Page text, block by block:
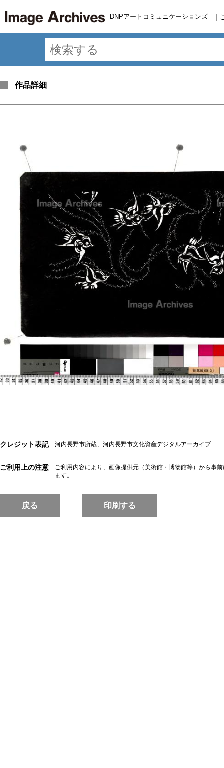
DNPアートコミュニケーションズ ｜
作品詳細
クレジット表記 河内長野市所蔵、河内長野市文化資産デジタルアーカイブ
ご利用上の注意
ご利用内容により、画像提供元（美術館・博物館等）から事
ます。
戻る 印刷する